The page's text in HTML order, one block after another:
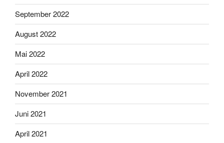
September 2022
August 2022
Mai 2022
April 2022
November 2021
Juni 2021
April 2021